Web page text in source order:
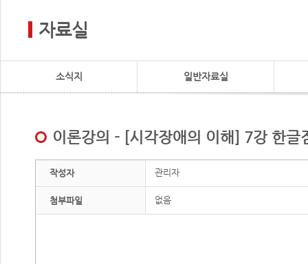
자료실
소식지 일반자료실
이론강의 - [시각장애의 이해] 7강 한글
작성자 관리자
첨부파일 없음